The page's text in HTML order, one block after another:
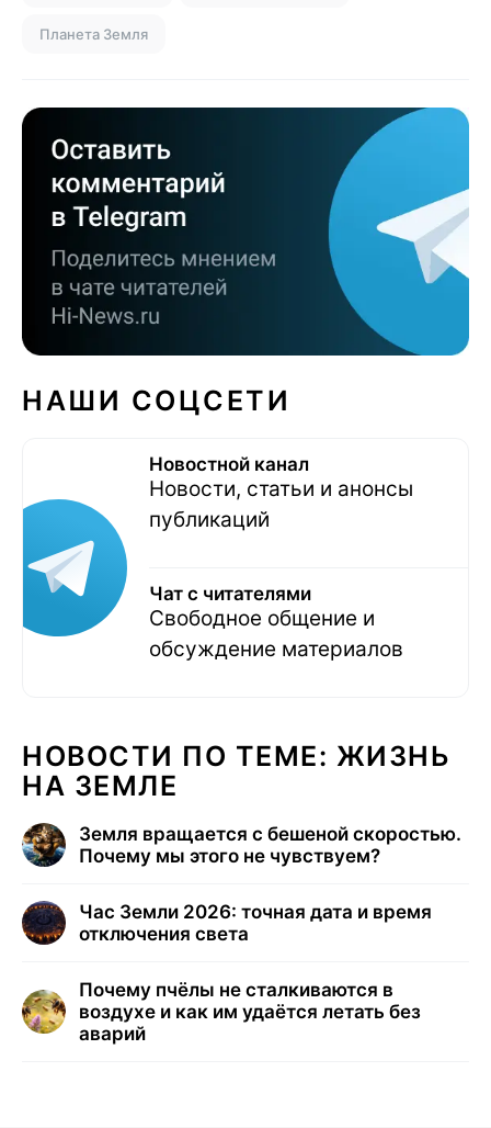
Планета Земля
НАШИ СОЦСЕТИ
Новостной канал
Новости, статьи и анонсы
публикаций
Чат с читателями
Свободное общение и
обсуждение материалов
НОВОСТИ ПО ТЕМЕ: ЖИЗНЬ
НА ЗЕМЛЕ
Земля вращается с бешеной скоростью.
Почему мы этого не чувствуем?
Час Земли 2026: точная дата и время
отключения света
Почему пчёлы не сталкиваются в
воздухе и как им удаётся летать без
аварий